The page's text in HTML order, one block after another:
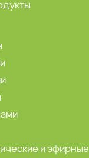
и эфирные